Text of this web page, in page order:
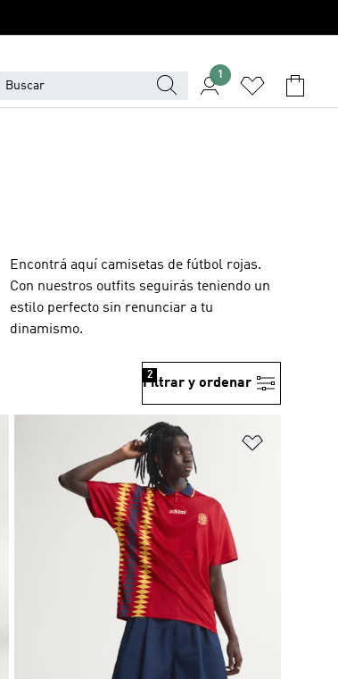
1
Encontrá aquí camisetas de fútbol rojas.
Con nuestros outfits seguirás teniendo un
estilo perfecto sin renunciar a tu
dinamismo.
Filtrar y ordenar
2
Añadir a la lista de deseos